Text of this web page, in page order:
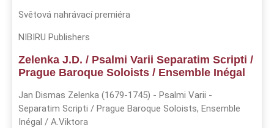
Světová nahrávací premiéra
NIBIRU Publishers
Zelenka J.D. / Psalmi Varii Separatim Scripti /
Prague Baroque Soloists / Ensemble Inégal
Jan Dismas Zelenka (1679-1745) - Psalmi Varii -
Separatim Scripti / Prague Baroque Soloists, Ensemble
Inégal / A.Viktora